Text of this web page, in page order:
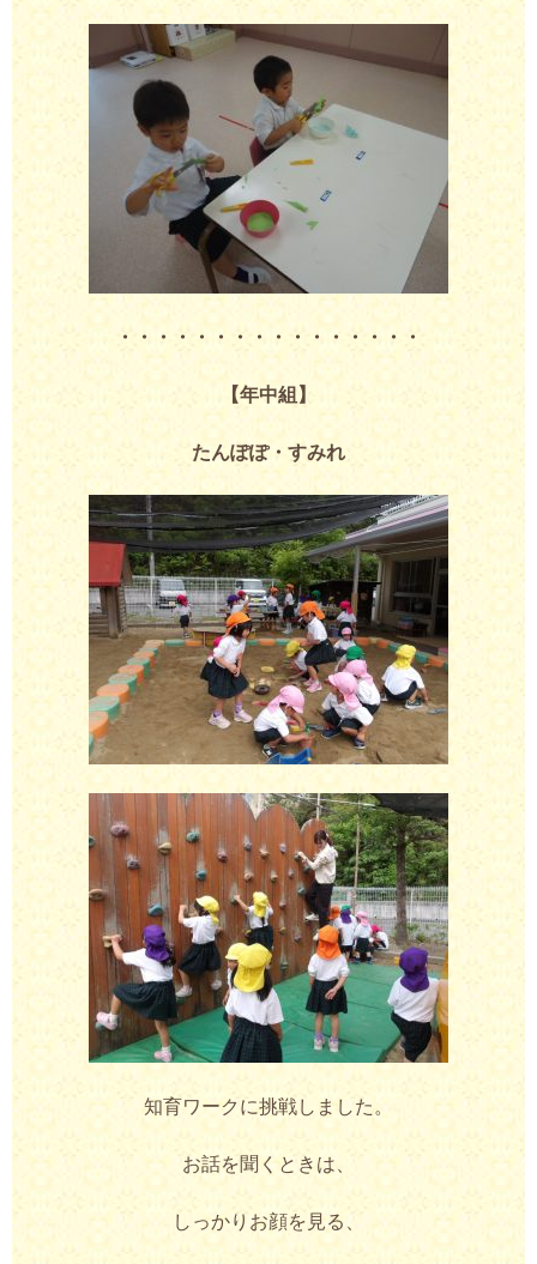
・・・・・・・・・・・・・・・・
【年中組】
たんぽぽ・すみれ
知育ワークに挑戦しました。
お話を聞くときは、
しっかりお顔を見る、